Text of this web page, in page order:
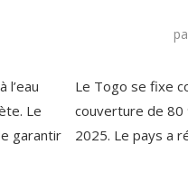
l’eau
Le
garantir
Le Togo se fixe
couverture de 80
2025. Le pays a